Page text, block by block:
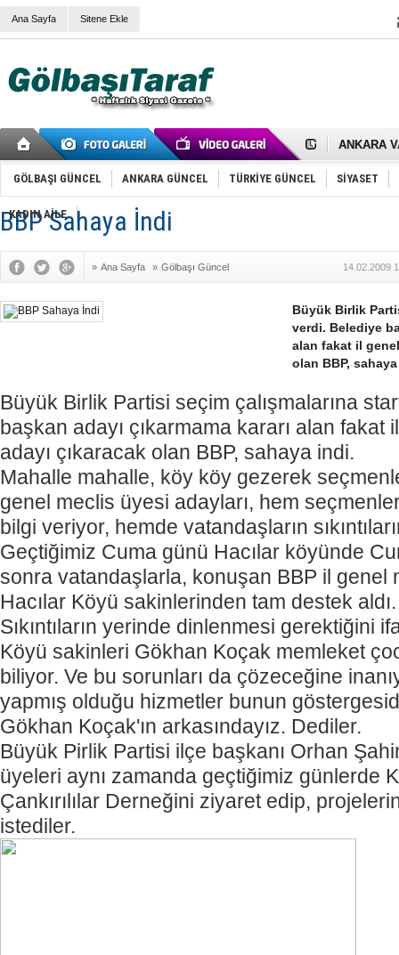
Ana Sayfa Sitene Ekle
Samet
FAİZ
SPOR
Gölbaşı
İNCEK
GÖLBAŞI GÜNCEL ANKARA GÜNCEL TÜRKİYE GÜNCEL SİYASET
KADIN AİLE
BBP Sahaya İndi
» Ana Sayfa » Gölbaşı Güncel 14.02.2009
Büyük Birlik
verdi. Belediye
alan fakat il
olan BBP,
Büyük Birlik Partisi seçim çalışmalarına
başkan adayı çıkarmama kararı alan fakat
adayı çıkaracak olan BBP, sahaya indi.
Mahalle mahalle, köy köy gezerek
genel meclis üyesi adayları, hem
bilgi veriyor, hemde vatandaşların
Geçtiğimiz Cuma günü Hacılar köyünde
sonra vatandaşlarla, konuşan BBP il genel
Hacılar Köyü sakinlerinden tam destek aldı.
Sıkıntıların yerinde dinlenmesi gerektiğini
Köyü sakinleri Gökhan Koçak memleket
biliyor. Ve bu sorunları da çözeceğine
yapmış olduğu hizmetler bunun
Gökhan Koçak'ın arkasındayız. Dediler.
Büyük Pirlik Partisi ilçe başkanı Orhan
üyeleri aynı zamanda geçtiğimiz günlerde
Çankırılılar Derneğini ziyaret edip,
istediler.